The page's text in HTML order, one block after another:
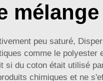
peu saturé,
comme le polyester
si du coton était utilisé
chimiques et ne